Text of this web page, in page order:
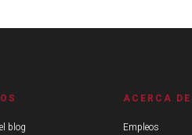
blog
ACERCA DE
Empleos